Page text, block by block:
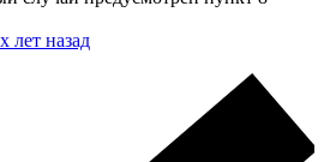
лет назад